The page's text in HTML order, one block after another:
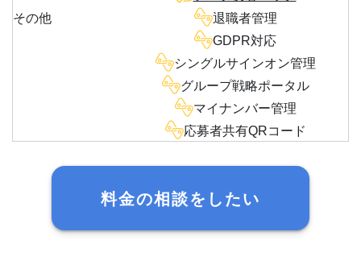
その他
退職者管理
GDPR対応
シングルサインオン管理
グループ戦略ポータル
マイナンバー管理
応募者共有QRコード
料金の相談をしたい